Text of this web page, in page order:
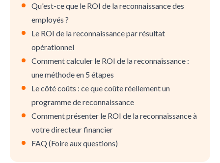
Qu'est-ce que le ROI de la reconnaissance des
employés ?
Le ROI de la reconnaissance par résultat
opérationnel
Comment calculer le ROI de la reconnaissance :
une méthode en 5 étapes
Le côté coûts : ce que coûte réellement un
programme de reconnaissance
Comment présenter le ROI de la reconnaissance à
votre directeur financier
FAQ (Foire aux questions)